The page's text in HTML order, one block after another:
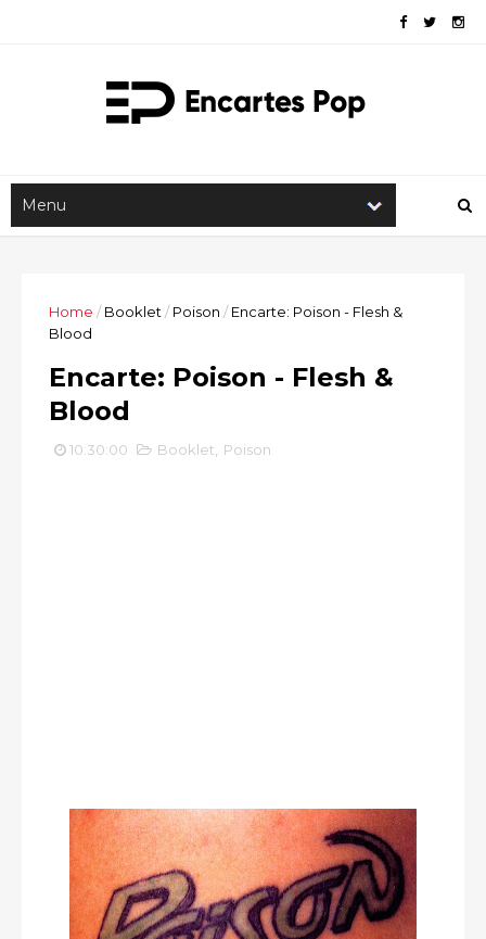
Home / Booklet / Poison / Encarte: Poison - Flesh &
Blood
Encarte: Poison - Flesh &
Blood
10:30:00 Booklet Poison